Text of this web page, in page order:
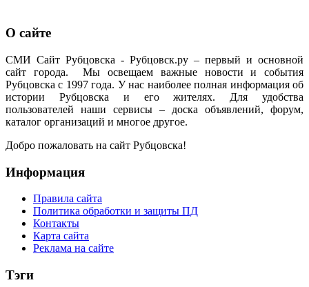
О сайте
СМИ Сайт Рубцовска - Рубцовск.ру – первый и основной
сайт города. Мы освещаем важные новости и события
Рубцовска с 1997 года. У нас наиболее полная информация об
истории Рубцовска и его жителях. Для удобства
пользователей наши сервисы – доска объявлений, форум,
каталог организаций и многое другое.
Добро пожаловать на сайт Рубцовска!
Информация
Правила сайта
Политика обработки и защиты ПД
Контакты
Карта сайта
Реклама на сайте
Тэги